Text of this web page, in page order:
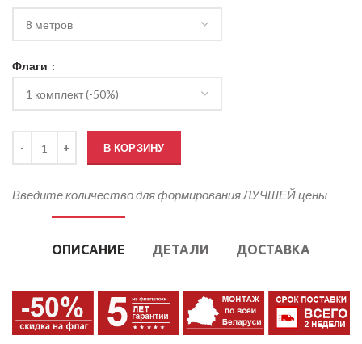
Флаги
В КОРЗИНУ
Введите количество для формирования ЛУЧШЕЙ цены
ОПИСАНИЕ ДЕТАЛИ ДОСТАВКА